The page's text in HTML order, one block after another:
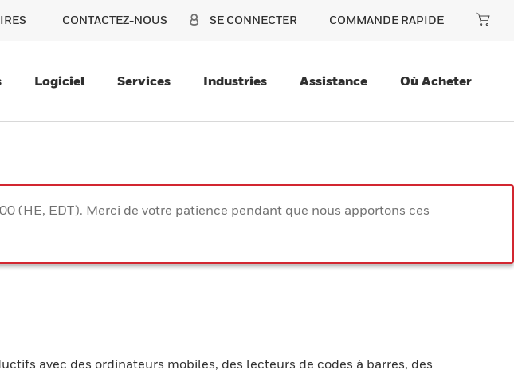
CONTACTEZ-NOUS SE CONNECTER COMMANDE RAPIDE
Logiciel Services Industries Assistance Où Acheter
(HE, EDT). Merci de votre patience pendant que nous apportons ces
avec des ordinateurs mobiles, des lecteurs de codes à barres, des